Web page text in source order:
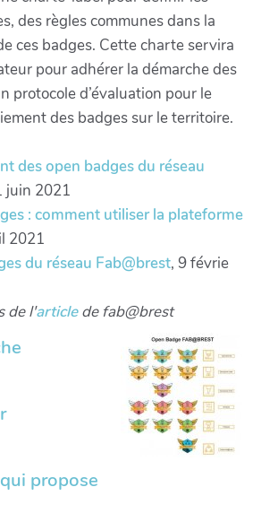
des règles communes dans la
ces badges. Cette charte servira
pour adhérer la démarche des
protocole d’évaluation pour le
des badges sur le territoire.
des open badges du réseau
juin 2021
: comment utiliser la plateforme
2021
du réseau Fab@brest, 9 févrie
de l'articlede fab@brest
propose